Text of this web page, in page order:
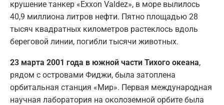
крушение танкер «Exxon Valdez», в море вылилось
40,9 миллиона литров нефти. Пятно площадью 28
тысяч квадратных километров растеклось вдоль
береговой линии, погибли тысячи животных.
23 марта 2001 года в южной части Тихого океана,
рядом с островами Фиджи, была затоплена
орбитальная станция «Мир». Первая международная
научная лаборатория на околоземной орбите была